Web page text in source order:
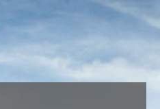
die bestmögliche Erfahrung auf
cookies we are using or